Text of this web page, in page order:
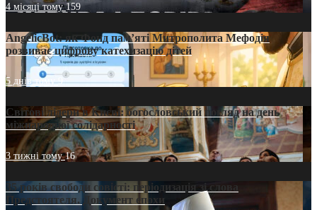
4 місяці тому159
AngelicBot: як Фонд пам’яті Митрополита Мефодія
розвиває цифрову катехизацію дітей
5 днів тому9
Світові лідери в Києві: богословський погляд на день
міжнародної солідарності
3 тижні тому16
35 років свободи совісті: періодизація зі слова
Предстоятеля. Документ епохи